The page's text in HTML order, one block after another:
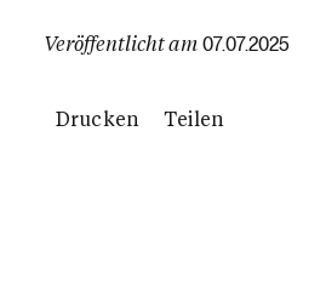
Veröffentlicht am 07.07.2025
Drucken Teilen